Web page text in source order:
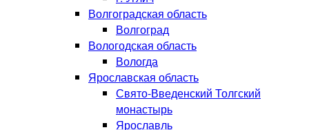
Волгоградская область
Волгоград
Вологодская область
Вологда
Ярославская область
Свято-Введенский Толгский
монастырь
Ярославль